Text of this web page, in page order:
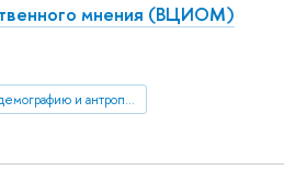
мнения (ВЦИОМ)
Социология (включая демографию и антропологию)